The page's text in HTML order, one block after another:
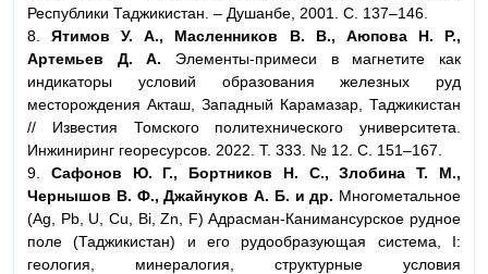
Республики Таджикистан. – Душанбе, 2001. С. 137–146.
8.Ятимов У. А., Масленников В. В., Аюпова Н. Р.,
Артемьев Д. А. Элементы-примеси в магнетите как
индикаторы условий образования железных руд
месторождения Акташ, Западный Карамазар, Таджикистан
// Известия Томского политехнического университета.
Инжиниринг георесурсов. 2022. Т. 333. № 12. С. 151–167.
9. Сафонов Ю. Г., Бортников Н. С., Злобина Т. М.,
Чернышов В. Ф., Джайнуков А. Б. и др. Многометальное
(Ag, Pb, U, Cu, Bi, Zn, F) Адрасман-Канимансурское рудное
поле (Таджикистан) и его рудообразующая система, I:
геология, минералогия, структурные условия